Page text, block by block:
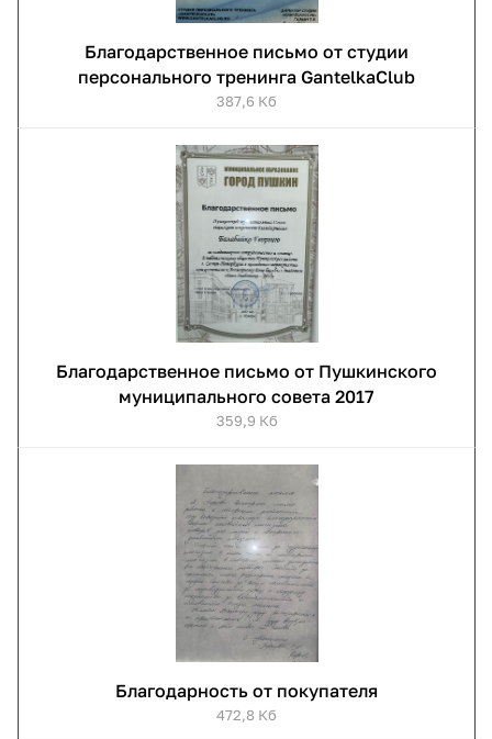
Благодарственное письмо от студии
персонального тренинга GantelkaClub
387,6 Кб
Благодарственное письмо от Пушкинского
муниципального совета 2017
359,9 Кб
Благодарность от покупателя
472,8 Кб